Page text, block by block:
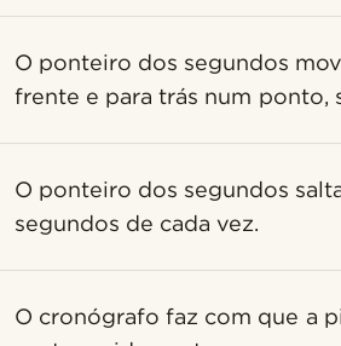
O ponteiro dos segundos
frente e para trás num ponto,
O ponteiro dos segundos
segundos de cada vez.
O cronógrafo faz com que a